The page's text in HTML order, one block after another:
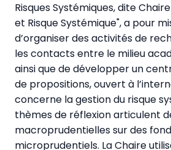
Risques Systémiques, dite
et Risque Systémique", a pour
d’organiser des activités de
les contacts entre le milieu
ainsi que de développer un
de propositions, ouvert à
concerne la gestion du risque
thèmes de réflexion articulent
macroprudentielles sur des
microprudentiels. La Chaire